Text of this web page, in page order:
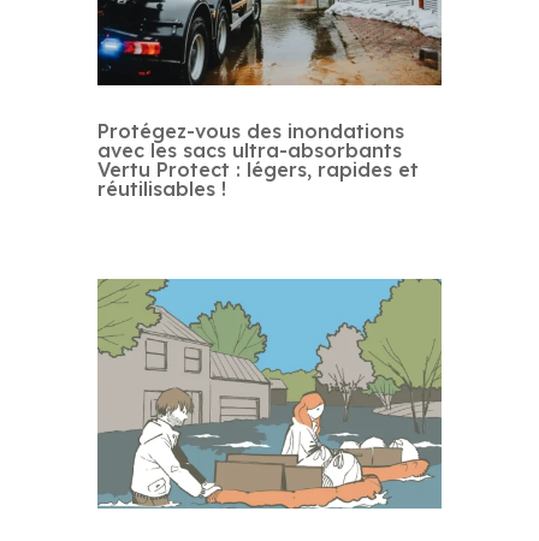
Protégez-vous des inondations
avec les sacs ultra-absorbants
Vertu Protect : légers, rapides et
réutilisables !